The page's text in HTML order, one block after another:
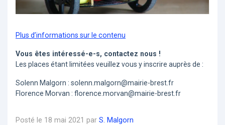
Plus d’informations sur le contenu
Vous êtes intéressé-e-s, contactez nous !
Les places étant limitées veuillez vous y inscrire auprès de :
Solenn Malgorn : solenn.malgorn@mairie-brest.fr
Florence Morvan : florence.morvan@mairie-brest.fr
Posté le 18 mai 2021 par S. Malgorn